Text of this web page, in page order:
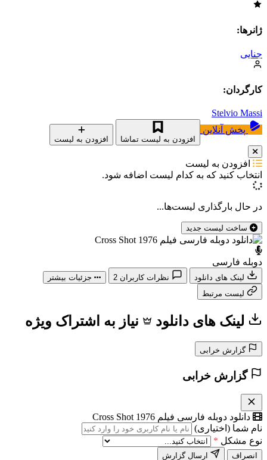
ژانرها:
جنایی
کارگردان:
Stelvio Massi
پخش آنلاین
افزودن به لیست تماشا افزودن به لیست
افزودن به لیست
انتخاب کنید که به کدام لیست اضافه شود.
در حال بارگذاری لیست‌ها...
دوبله فارسی
2
جزئیات بیشتر
لینک های دانلود نیاز به اشتراک ویژه
گزارش خرابی
گزارش خرابی
دانلود دوبله فارسی فیلم Cross Shot 1976
نام شما (اختیاری)
نوع مشکل *
انصراف